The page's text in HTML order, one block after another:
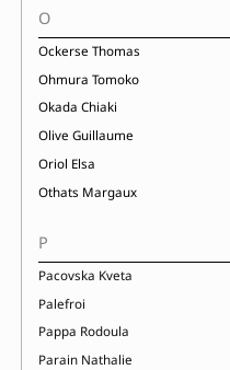
O
Ockerse Thomas
Ohmura Tomoko
Okada Chiaki
Olive Guillaume
Oriol Elsa
Othats Margaux
P
Pacovska Kveta
Palefroi
Pappa Rodoula
Parain Nathalie